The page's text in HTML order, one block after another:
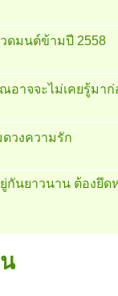
ดมนต์ข้ามปี 2558
อาจจะไม่เคยรู้มา
ดวงความรัก
นยาวนาน ต้องยึด